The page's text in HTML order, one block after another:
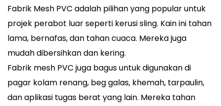
Fabrik Mesh PVC adalah pilihan yang popular untuk
projek perabot luar seperti kerusi sling. Kain ini tahan
lama, bernafas, dan tahan cuaca. Mereka juga
mudah dibersihkan dan kering.
Fabrik mesh PVC juga bagus untuk digunakan di
pagar kolam renang, beg galas, khemah, tarpaulin,
dan aplikasi tugas berat yang lain. Mereka tahan